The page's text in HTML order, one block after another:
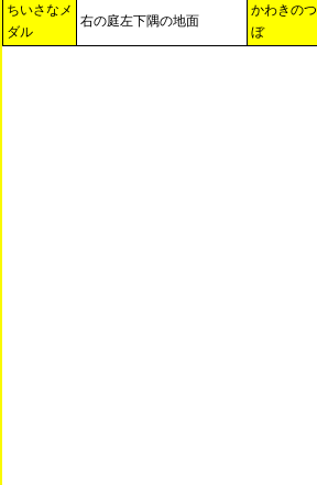
ちいさなメ
ダル
右の庭左下隅の地面
かわきのつ
ぼ